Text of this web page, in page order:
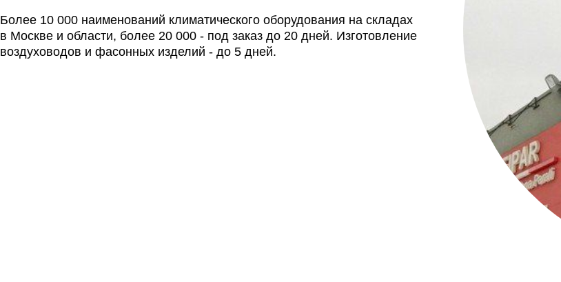
Более 10 000 наименований климатического оборудования на складах
в Москве и области, более 20 000 - под заказ до 20 дней. Изготовление
воздуховодов и фасонных изделий - до 5 дней.